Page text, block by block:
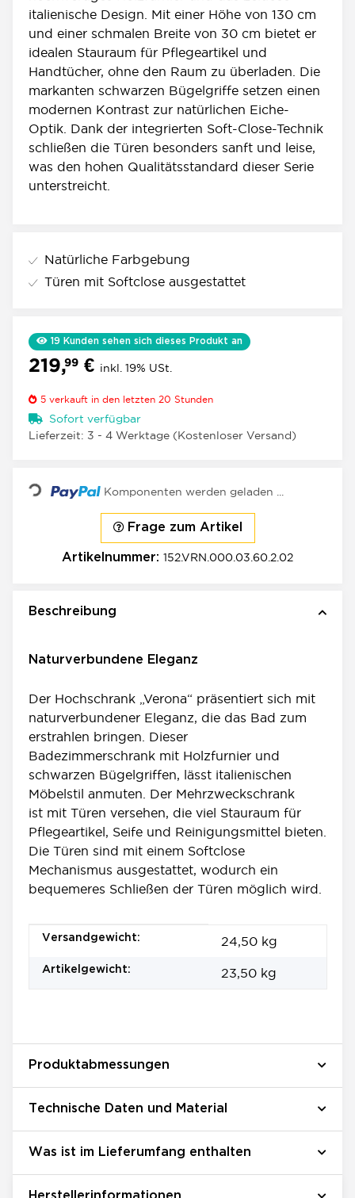
italienische Design. Mit einer Höhe von 130 cm
und einer schmalen Breite von 30 cm bietet er
idealen Stauraum für Pflegeartikel und
Handtücher, ohne den Raum zu überladen. Die
markanten schwarzen Bügelgriffe setzen einen
modernen Kontrast zur natürlichen Eiche-
Optik. Dank der integrierten Soft-Close-Technik
schließen die Türen besonders sanft und leise,
was den hohen Qualitätsstandard dieser Serie
unterstreicht.
Natürliche Farbgebung
Türen mit Softclose ausgestattet
19 Kunden sehen sich dieses Produkt an
219,99 € inkl. 19% USt.
5 verkauft in den letzten 20 Stunden
Sofort verfügbar
Lieferzeit: 3 - 4 Werktage (Kostenloser Versand)
Loading... Komponenten werden geladen ...
Frage zum Artikel
Artikelnummer: 152.VRN.000.03.60.2.02
Beschreibung
Naturverbundene Eleganz
Der Hochschrank „Verona“ präsentiert sich mit
naturverbundener Eleganz, die das Bad zum
erstrahlen bringen. Dieser
Badezimmerschrank mit Holzfurnier und
schwarzen Bügelgriffen, lässt italienischen
Möbelstil anmuten. Der Mehrzweckschrank
ist mit Türen versehen, die viel Stauraum für
Pflegeartikel, Seife und Reinigungsmittel bieten.
Die Türen sind mit einem Softclose
Mechanismus ausgestattet, wodurch ein
bequemeres Schließen der Türen möglich wird.
Produkteigenschaft
Wert
Versandgewicht: 24,50 kg
Artikelgewicht: 23,50 kg
Produktabmessungen
Technische Daten und Material
Was ist im Lieferumfang enthalten